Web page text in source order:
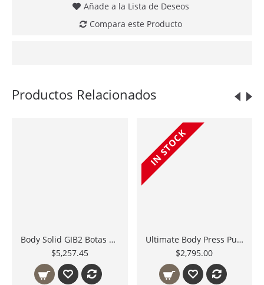
Añade a la Lista de Deseos
Compara este Producto
Productos Relacionados
Body Solid GIB2 Botas para Inversion
$5,257.45
IN STOCK
Ultimate Body Press Pullup Bar Barra multiples agarres
$2,795.00